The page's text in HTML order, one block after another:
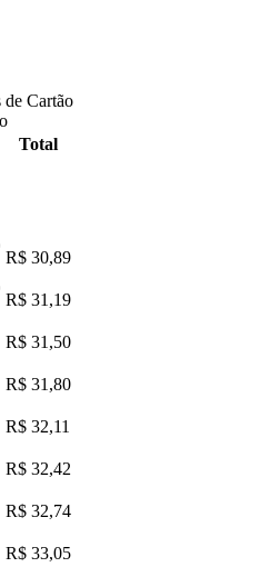
de Cartão
Total
R$ 30,89
R$ 31,19
R$ 31,50
R$ 31,80
R$ 32,11
R$ 32,42
R$ 32,74
R$ 33,05